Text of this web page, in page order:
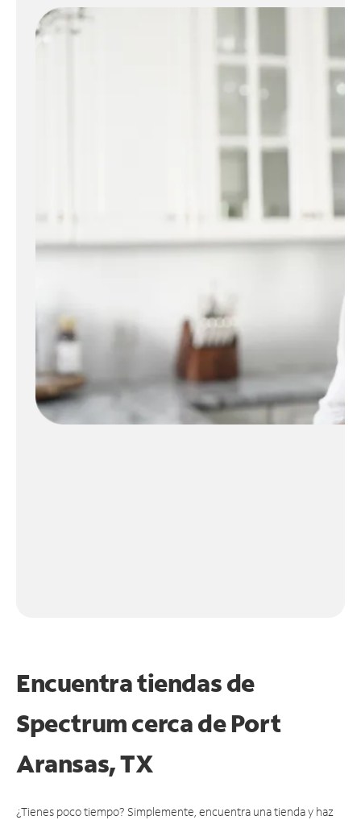
Encuentra tiendas de
Spectrum cerca dePort
Aransas, TX
¿Tienes poco tiempo? Simplemente, encuentra una tienda y haz